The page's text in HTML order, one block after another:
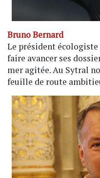
Bruno Bernard
Le président
faire avancer ses
mer agitée. Au Sytral
feuille de route